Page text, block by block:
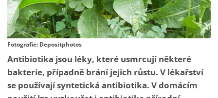
Fotografie: Depositphotos
Antibiotika jsou léky, které usmrcují některé
bakterie, případně brání jejich růstu. V lékařství
se používají syntetická antibiotika. V domácím